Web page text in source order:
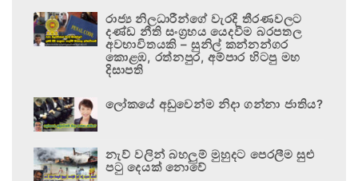
රාජ්‍ය නිලධාරීන්ගේ වැරදි තීරණවලට
දණ්ඩ නීති සංග්‍රහය යෙදවීම බරපතල
අවභාවිතයකි – සුනිල් කන්නන්ගර
කොළඹ, රත්නපුර, අම්පාර හිටපු මහ
දිසාපති
ලෝකයේ අඩුවෙන්ම නිදා ගන්නා ජාතිය?
නැව් වලින් බහලුම් මුහුදට පෙරලීම සුළු
පටු දෙයක් නොවේ